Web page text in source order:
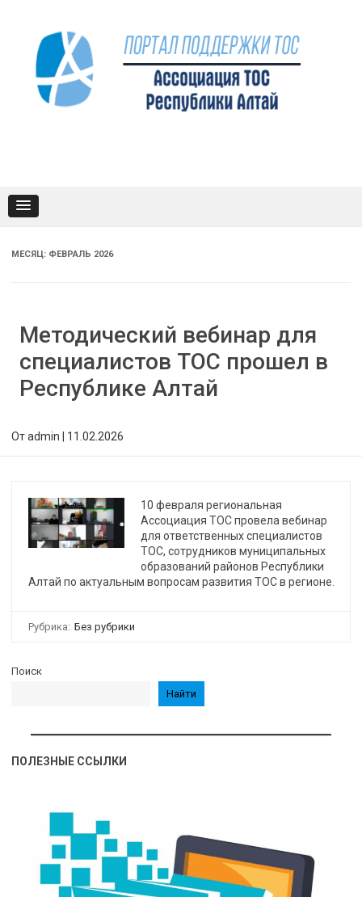
МЕСЯЦ: ФЕВРАЛЬ 2026
Методический вебинар для
специалистов ТОС прошел в
Республике Алтай
Отadmin 11.02.2026
10 февраля региональная
Ассоциация ТОС провела вебинар
для ответственных специалистов
ТОС, сотрудников муниципальных
образований районов Республики
Алтай по актуальным вопросам развития ТОС в регионе.
Рубрика: Без рубрики
Поиск
Найти
ПОЛЕЗНЫЕ ССЫЛКИ